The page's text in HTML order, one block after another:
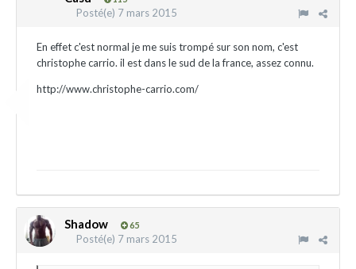
Posté(e) 7 mars 2015
En effet c'est normal je me suis trompé sur son nom, c'est
christophe carrio. il est dans le sud de la france, assez connu.
http://www.christophe-carrio.com/
Shadow 65
Posté(e) 7 mars 2015